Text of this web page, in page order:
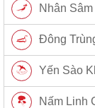
Nhân
Đông
Yến Sào
Nấm Linh